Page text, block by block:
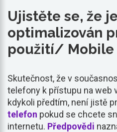
Ujistěte se, že
optimalizován
použití/ Mobile
Skutečnost, že v
telefony k přístupu na web
kdykoli předtím, není jistě
telefon pokud se chcete
internetu. Předpovědi